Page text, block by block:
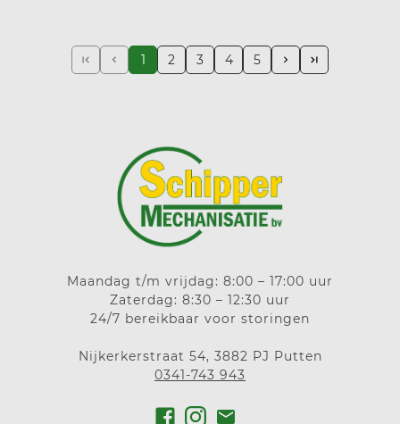
1 2 3 4 5
Maandag t/m vrijdag: 8:00 – 17:00 uur
Zaterdag: 8:30 – 12:30 uur
24/7 bereikbaar voor storingen
Nijkerkerstraat 54, 3882 PJ Putten
0341-743 943